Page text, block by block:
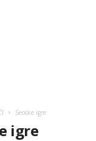
Seoske igre
igre